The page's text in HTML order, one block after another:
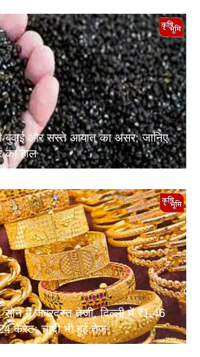
बुवाई और सस्ते आयात का असर; जानिए
का हाल
में जबरदस्त तेजी, दिल्ली में ₹1.46
कैरेट; चांदी भी हुई तेज